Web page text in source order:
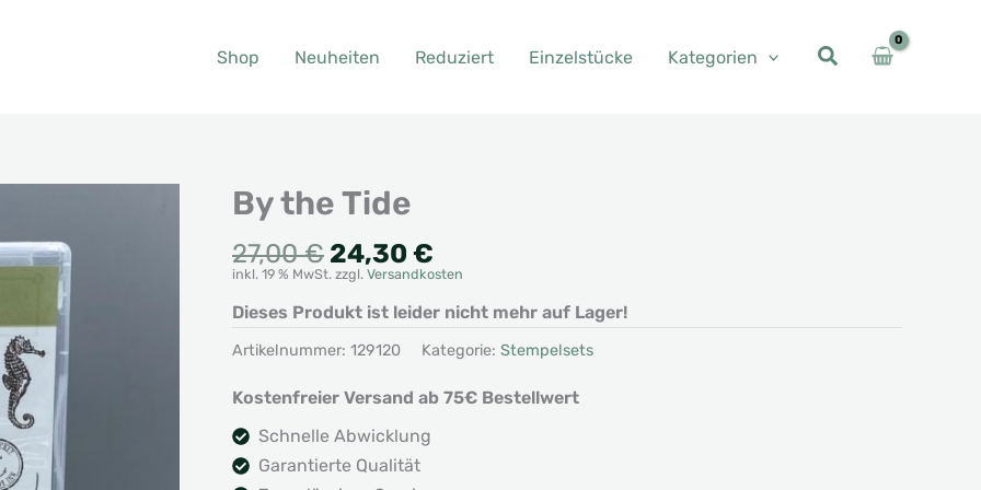
Shop Neuheiten Reduziert Einzelstücke Kategorien
By the Tide
27,00€ Ursprünglicher
Preis
war:
27,00 €
24,30 €
Preis
ist:
24,30 €.
inkl. 19 % MwSt. zzgl. Versandkosten
Dieses Produkt ist leider nicht mehr auf Lager!
Artikelnummer: 129120 Kategorie: Stempelsets
Kostenfreier Versand ab 75€ Bestellwert
Schnelle Abwicklung
Garantierte Qualität